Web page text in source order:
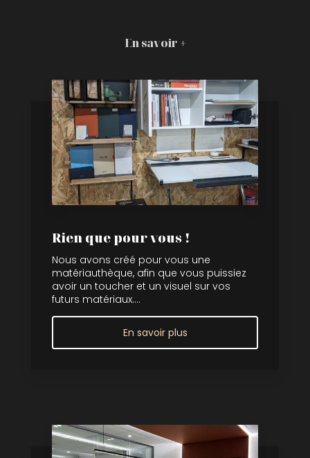
En savoir +
Rien que pour vous !
Nous avons créé pour vous une
matériauthèque, afin que vous puissiez
avoir un toucher et un visuel sur vos
futurs matériaux....
En savoir plus